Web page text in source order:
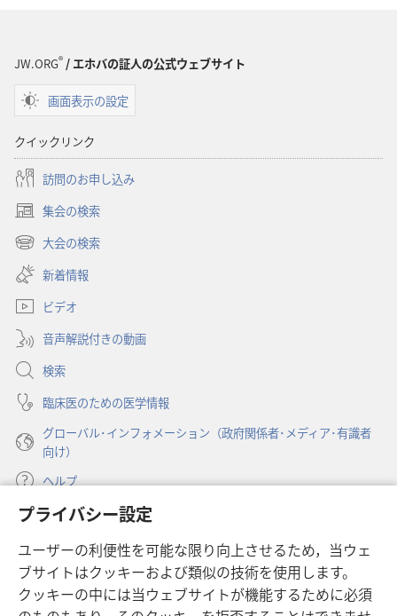
プライバシー設定
ユーザーの利便性を可能な限り向上させるため，当ウェ
ブサイトはクッキーおよび類似の技術を使用します。
クッキーの中には当ウェブサイトが機能するために必須
JW.ORG®/ エホバの証人の公式ウェブサイト
画面表示の設定
クイックリンク
訪問のお申し込み
集会の検索
（新
し
タ
で
開
く）
大会の検索
（新
し
い
タ
ブ
で
開
く）
新着情報
ビデオ
音声解説付きの動画
検索
臨床医のための医学情報
グローバル･インフォメーション（政府関係者･メディア･有識者
向け）
ヘルプ
寄付
し
い
タ
ブ
ものみの塔 オンライン・ライブラリー
（新
し
®